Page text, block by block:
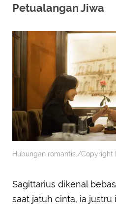
Petualangan Jiwa
Hubungan romantis./Copyright
Sagittarius dikenal
saat jatuh cinta, ia